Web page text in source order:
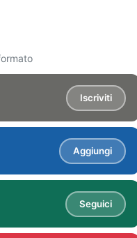
Iscriviti
Aggiungi
Seguici